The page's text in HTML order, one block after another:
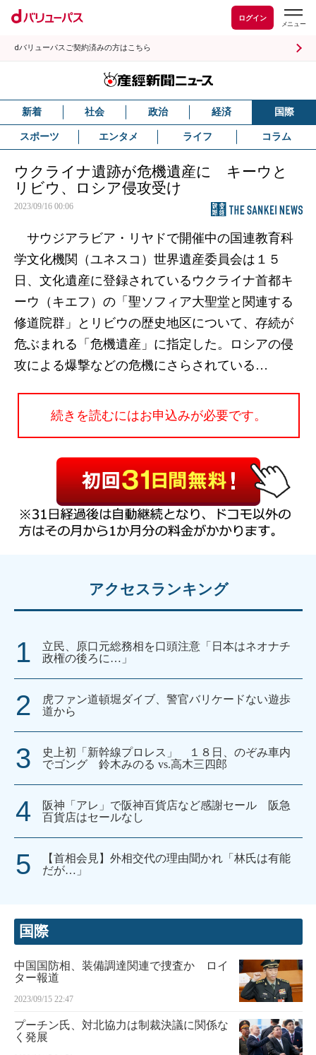
ログイン
dバリューパスご契約済みの方はこちら
新着 社会 政治 経済 国際
スポーツ エンタメ ライフ コラム
ウクライナ遺跡が危機遺産に キーウと
リビウ、ロシア侵攻受け
2023/09/16 00:06
サウジアラビア・リヤドで開催中の国連教育科
学文化機関（ユネスコ）世界遺産委員会は１５
日、文化遺産に登録されているウクライナ首都キ
ーウ（キエフ）の「聖ソフィア大聖堂と関連する
修道院群」とリビウの歴史地区について、存続が
危ぶまれる「危機遺産」に指定した。ロシアの侵
攻による爆撃などの危機にさらされている…
続きを読むにはお申込みが必要です。
アクセスランキング
立民、原口元総務相を口頭注意「日本はネオナチ
政権の後ろに…」
虎ファン道頓堀ダイブ、警官バリケードない遊歩
道から
史上初「新幹線プロレス」 １８日、のぞみ車内
でゴング 鈴木みのる vs.高木三四郎
阪神「アレ」で阪神百貨店など感謝セール 阪急
百貨店はセールなし
【首相会見】外相交代の理由聞かれ「林氏は有能
だが…」
国際
中国国防相、装備調達関連で捜査か ロイ
ター報道
2023/09/15 22:47
プーチン氏、対北協力は制裁決議に関係な
く発展